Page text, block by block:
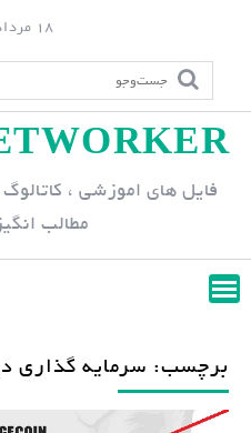
p
n
18 مرداد, 1405
فایل های اموزشی ،
مطالب
برچسب: سرمایه گذاری